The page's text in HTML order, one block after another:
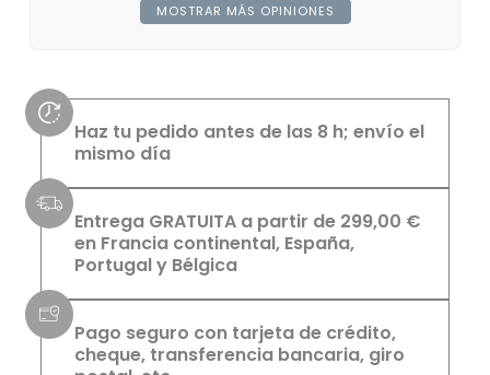
MOSTRAR MÁS OPINIONES
Haz tu pedido antes de las 8 h; envío el
mismo día
Entrega GRATUITA a partir de 299,00 €
en Francia continental, España,
Portugal y Bélgica
Pago seguro con tarjeta de crédito,
cheque, transferencia bancaria, giro